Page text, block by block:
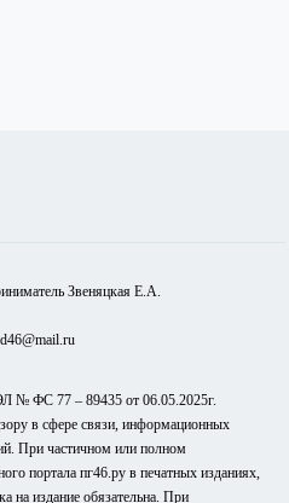
Звеняцкая Е.А.
№ ФС 77 – 89435 от 06.05.2025г.
в сфере связи, информационных
При частичном или полном
портала пг46.ру в печатных изданиях,
на издание обязательна. При